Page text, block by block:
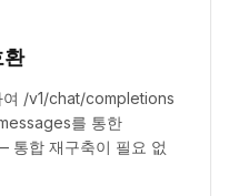
여 /v1/chat/completions
를 통한
통합 재구축이 필요 없